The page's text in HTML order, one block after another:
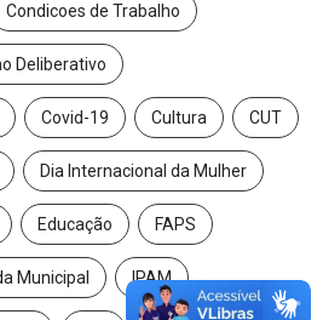
Condicoes de Trabalho
Deliberativo
Covid-19 Cultura CUT
Dia Internacional da Mulher
Educação FAPS
Municipal IPAM